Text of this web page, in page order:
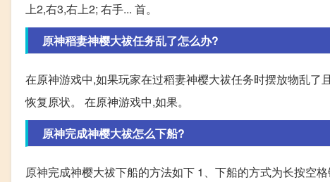
上2,右3,右上2; 右手... 首。
原神稻妻神樱大祓任务乱了怎么办?
在原神游戏中,如果玩家在过稻妻神樱大祓任务时摆放物乱
恢复原状。 在原神游戏中,如果。
原神完成神樱大祓怎么下船?
原神完成神樱大祓下船的方法如下 1、下船的方式为长按空